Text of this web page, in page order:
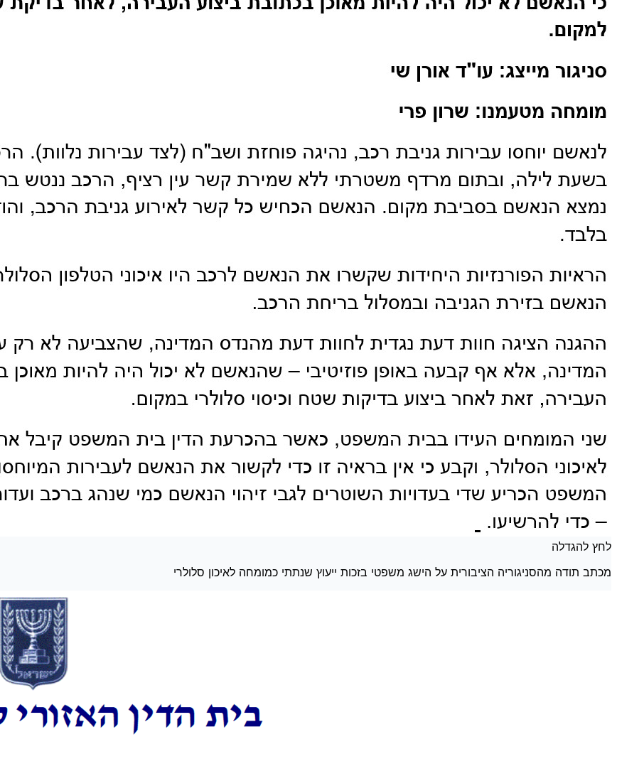
לחץ להגדלה
מכתב תודה מהסניגוריה הציבורית על הישג משפטי בזכות ייעוץ שנתתי כמומחה לאיכון סלולרי